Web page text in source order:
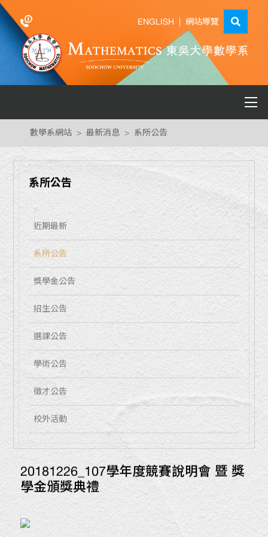
ENGLISH | 網站導覽
數學系網站 最新消息 系所公告
系所公告
近期最新
系所公告
獎學金公告
招生公告
選課公告
學術公告
徵才公告
校外活動
20181226_107學年度競賽說明會 暨 獎
學金頒獎典禮